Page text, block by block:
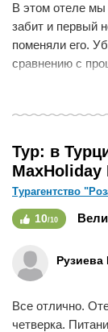
В этом отеле
забит и первый
поменяли его.
сравнению с
готовили очень
очень уютно
Мне нравится
Тур: в
MaxHoliday
Турагентство
10/10
Рузиева
Все отлично.
четверка.